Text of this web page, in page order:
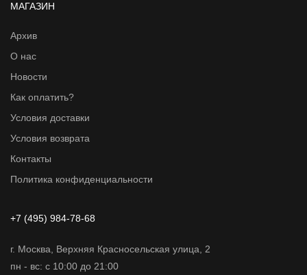
МАГАЗИН
Архив
О нас
Новости
Как оплатить?
Условия доставки
Условия возврата
Контакты
Политика конфиденциальности
+7 (495) 984-78-68
г. Москва, Верхняя Красносельская улица, 2
пн - вс: с 10:00 до 21:00